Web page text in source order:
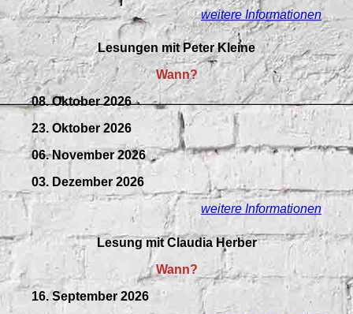
weitere Informationen
Lesungen mit Peter Kleine
Wann?
08. Oktober 2026
23. Oktober 2026
06. November 2026
03. Dezember 2026
weitere Informationen
Lesung mit Claudia Herber
Wann?
16. September 2026